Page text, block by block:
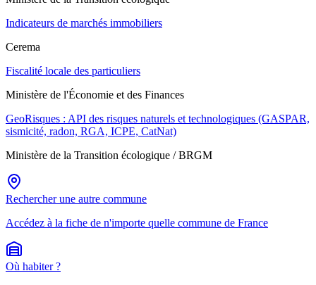
Indicateurs de marchés immobiliers
Cerema
Fiscalité locale des particuliers
Ministère de l'Économie et des Finances
GeoRisques : API des risques naturels et technologiques (GASPAR,
sismicité, radon, RGA, ICPE, CatNat)
Ministère de la Transition écologique / BRGM
Rechercher une autre commune
Accédez à la fiche de n'importe quelle commune de France
Où habiter ?